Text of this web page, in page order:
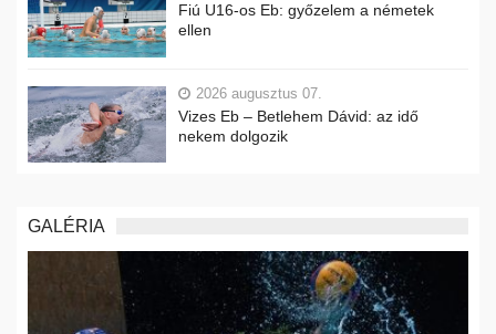
Fiú U16-os Eb: győzelem a németek
ellen
2026 augusztus 07.
Vizes Eb – Betlehem Dávid: az idő
nekem dolgozik
GALÉRIA